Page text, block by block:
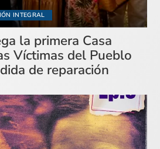
INTEGRAL
la primera Casa
Víctimas del Pueblo
de reparación